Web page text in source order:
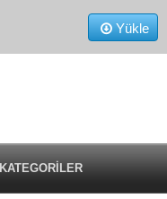
Yükle
KATEGORİLER